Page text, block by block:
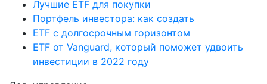
Лучшие ETF для покупки
Портфель инвестора: как создать
ETF с долгосрочным горизонтом
ETF от Vanguard, который поможет удвоить
инвестиции в 2022 году